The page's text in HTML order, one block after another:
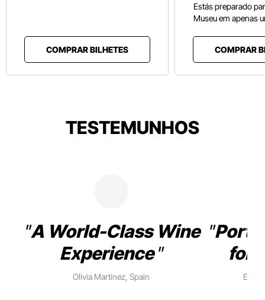
COMPRAR BILHETES
Estás preparado
Museu em apenas
COMPRAR
TESTEMUNHOS
A World-Class Wine
Experience
Olivia Martinez, Spain
for